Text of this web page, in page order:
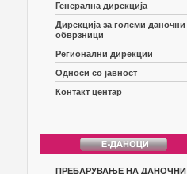
Генерална дирекција
Дирекција за големи даночни
обврзници
Регионални дирекции
Односи со јавност
Контакт центар
ПРЕБАРУВАЊЕ НА ДАНОЧНИ